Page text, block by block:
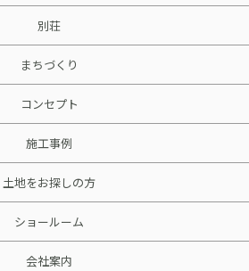
別荘
まちづくり
コンセプト
施工事例
土地をお探しの方
ショールーム
会社案内